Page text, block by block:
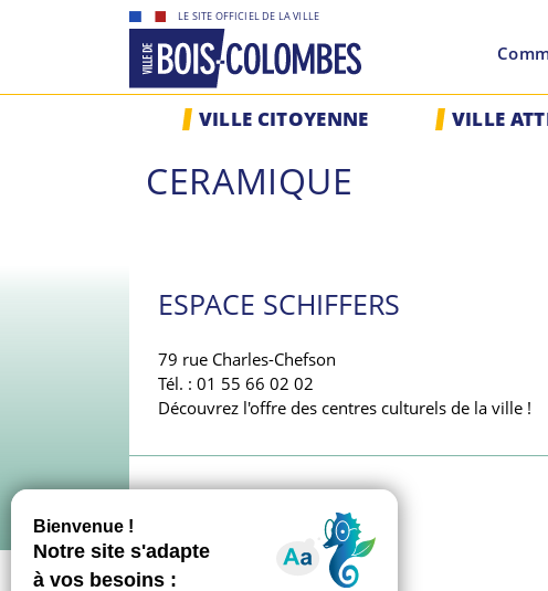
LE SITE OFFICIEL DE LA VILLE
VILLE CITOYENNE VILLE
CERAMIQUE
ESPACE SCHIFFERS
79 rue Charles-Chefson
Tél. : 01 55 66 02 02
Découvrez l'offre des centres culturels de la ville !